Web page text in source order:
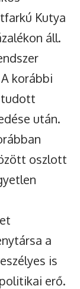
Kutya
áll.
korábbi
tudott
után.
oszlott
a
is
erő.